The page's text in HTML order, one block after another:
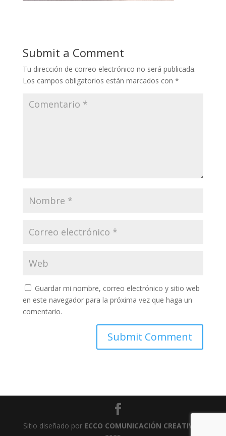
Submit a Comment
Tu dirección de correo electrónico no será publicada.
Los campos obligatorios están marcados con *
Guardar mi nombre, correo electrónico y sitio web
en este navegador para la próxima vez que haga un
comentario.
Sitio diseñado por ECCO COMUNICACIÓN CREATIVA